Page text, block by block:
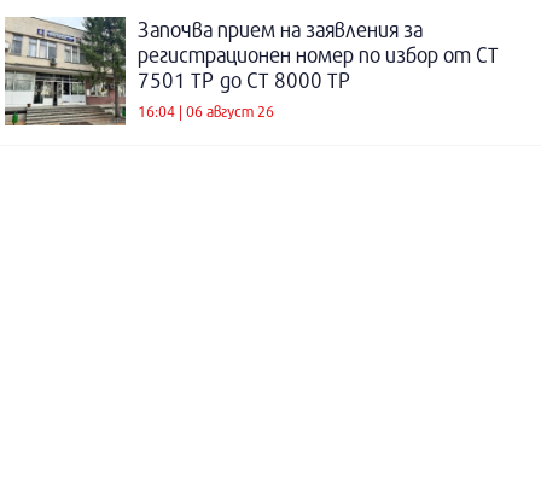
Започва прием на заявления за
регистрационен номер по избор от СТ
7501 ТР до СТ 8000 ТР
16:04 | 06 август 26